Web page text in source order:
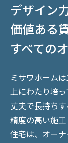
デザイン
価値ある
すべての
ミサワホーム
上にわたり培
丈夫で長持ち
精度の高い施
住宅は、オー